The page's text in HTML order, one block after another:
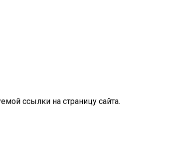
ссылки на страницу сайта.